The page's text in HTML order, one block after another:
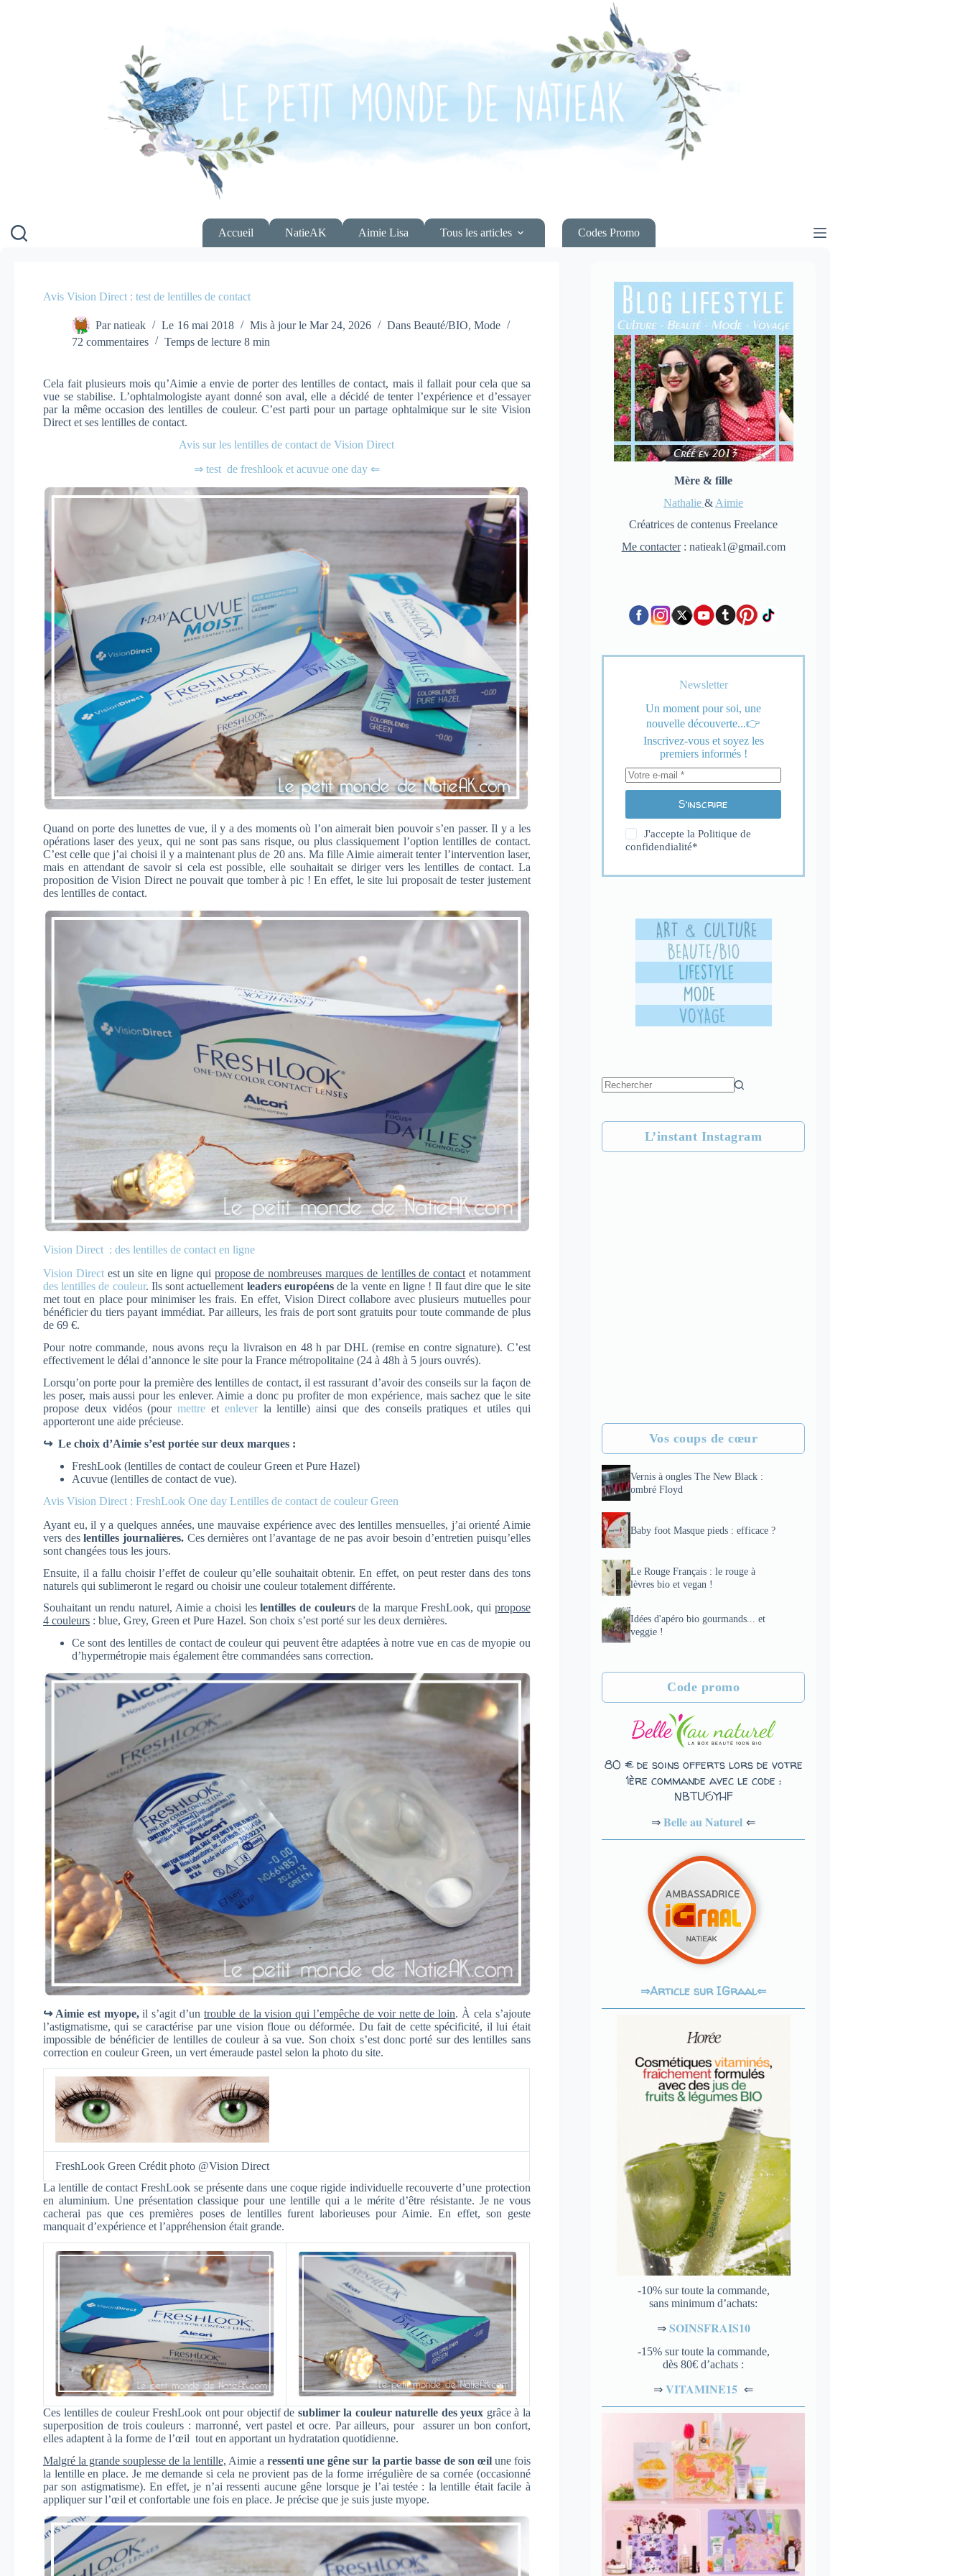
Accueil NatieAK Aimie Lisa Tous les articles Codes Promo
Avis Vision Direct : test de lentilles de contact
Par natieak Le 16 mai 2018 Mis à jour le Mar 24, 2026 Dans Beauté/BIO,Mode
72 commentaires
Temps de lecture 8 min
Cela fait plusieurs mois qu’Aimie a envie de porter des lentilles de contact, mais il fallait pour cela que sa
vue se stabilise. L’ophtalmologiste ayant donné son aval, elle a décidé de tenter l’expérience et d’essayer
par la même occasion des lentilles de couleur. C’est parti pour un partage ophtalmique sur le site Vision
Direct et ses lentilles de contact.
Avis sur les lentilles de contact de Vision Direct
⇒ test de freshlook et acuvue one day ⇐
Quand on porte des lunettes de vue, il y a des moments où l’on aimerait bien pouvoir s’en passer. Il y a les
opérations laser des yeux, qui ne sont pas sans risque, ou plus classiquement l’option lentilles de contact.
C’est celle que j’ai choisi il y a maintenant plus de 20 ans. Ma fille Aimie aimerait tenter l’intervention laser,
mais en attendant de savoir si cela est possible, elle souhaitait se diriger vers les lentilles de contact. La
proposition de Vision Direct ne pouvait que tomber à pic ! En effet, le site lui proposait de tester justement
des lentilles de contact.
Vision Direct : des lentilles de contact en ligne
Vision Directest un site en ligne qui propose de nombreuses marques de lentilles de contact et notamment
des lentilles de couleur. Ils sont actuellement leaders européensde la vente en ligne ! Il faut dire que le site
met tout en place pour minimiser les frais. En effet, Vision Direct collabore avec plusieurs mutuelles pour
bénéficier du tiers payant immédiat. Par ailleurs, les frais de port sont gratuits pour toute commande de plus
de 69 €.
Pour notre commande, nous avons reçu la livraison en 48 h par DHL (remise en contre signature). C’est
effectivement le délai d’annonce le site pour la France métropolitaine (24 à 48h à 5 jours ouvrés).
Lorsqu’on porte pour la première des lentilles de contact, il est rassurant d’avoir des conseils sur la façon de
les poser, mais aussi pour les enlever. Aimie a donc pu profiter de mon expérience, mais sachez que le site
propose deux vidéos (pourmettre et enleverla lentille) ainsi que des conseils pratiques et utiles qui
apporteront une aide précieuse.
↪ Le choix d’Aimie s’est portée sur deux marques :
FreshLook (lentilles de contact de couleur Green et Pure Hazel)
Acuvue (lentilles de contact de vue).
Avis Vision Direct : FreshLook One day Lentilles de contact de couleur Green
Ayant eu, il y a quelques années, une mauvaise expérience avec des lentilles mensuelles, j’ai orienté Aimie
vers deslentilles journalières.Ces dernières ont l’avantage de ne pas avoir besoin d’entretien puisqu’elles
sont changées tous les jours.
Ensuite, il a fallu choisir l’effet de couleur qu’elle souhaitait obtenir. En effet, on peut rester dans des tons
naturels qui sublimeront le regard ou choisir une couleur totalement différente.
Souhaitant un rendu naturel, Aimie a choisi leslentilles de couleursde la marque FreshLook, qui propose
4 couleurs : blue, Grey, Green et Pure Hazel. Son choix s’est porté sur les deux dernières.
Ce sont des lentilles de contact de couleur qui peuvent être adaptées à notre vue en cas de myopie ou
d’hypermétropie mais également être commandées sans correction.
↪ Aimie est myope,il s’agit d’un trouble de la vision qui l’empêche de voir nette de loin. À cela s’ajoute
l’astigmatisme, qui se caractérise par une vision floue ou déformée. Du fait de cette spécificité, il lui était
impossible de bénéficier de lentilles de couleur à sa vue. Son choix s’est donc porté sur des lentilles sans
correction en couleur Green, un vert émeraude pastel selon la photo du site.
FreshLook Green Crédit photo @Vision Direct
La lentille de contact FreshLook se présente dans une coque rigide individuelle recouverte d’une protection
en aluminium. Une présentation classique pour une lentille qui a le mérite d’être résistante. Je ne vous
cacherai pas que ces premières poses de lentilles furent laborieuses pour Aimie. En effet, son geste
manquait d’expérience et l’appréhension était grande.
Ces lentilles de couleur FreshLook ont pour objectif de sublimer la couleur naturelle des yeux grâce à la
superposition de trois couleurs : marronné, vert pastel et ocre. Par ailleurs, pour assurer un bon confort,
elles adaptent à la forme de l’œil tout en apportant un hydratation quotidienne.
Malgré la grande souplesse de la lentille, Aimie a ressenti une gêne sur la partie basse de son œilune fois
la lentille en place. Je me demande si cela ne provient pas de la forme irrégulière de sa cornée (occasionné
par son astigmatisme). En effet, je n’ai ressenti aucune gêne lorsque je l’ai testée : la lentille était facile à
appliquer sur l’œil et confortable une fois en place. Je précise que je suis juste myope.
Mère & fille
Nathalie& Aimie
Créatrices de contenus Freelance
Me contacter: natieak1@gmail.com
Newsletter
Un moment pour soi, une
nouvelle découverte...👉
Inscrivez-vous et soyez les
premiers informés !
S’inscrire
J'accepte la Politique de
confidendialité*
L’instant Instagram
Vos coups de cœur
Vernis à ongles The New Black :
ombré Floyd
Baby foot Masque pieds : efficace ?
Le Rouge Français : le rouge à
lèvres bio et vegan !
Idées d'apéro bio gourmands... et
veggie !
Code promo
80 € de soins offerts lors de votre
1ère commande avec le code :
NBTU6YHF
⇒Belle au Naturel ⇐
⇒Article sur IGraal⇐
-10% sur toute la commande,
sans minimum d’achats:
⇒ SOINSFRAIS10
-15% sur toute la commande,
dès 80€ d’achats :
⇒VITAMINE15 ⇐